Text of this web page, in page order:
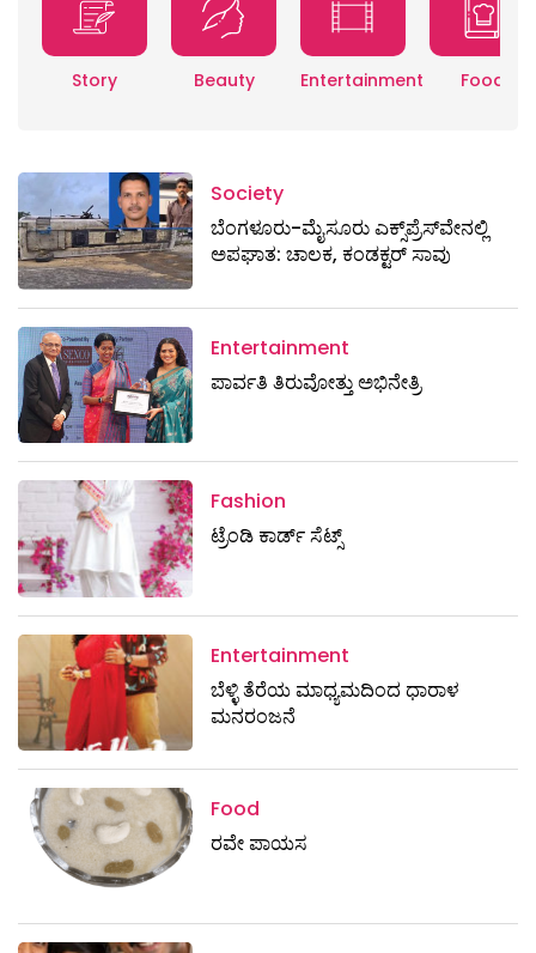
Story Beauty Entertainment Food
Society
ಬೆಂಗಳೂರು-ಮೈಸೂರು ಎಕ್ಸ್​ಪ್ರೆಸ್‌ವೇನಲ್ಲಿ
ಅಪಘಾತ: ಚಾಲಕ, ಕಂಡಕ್ಟರ್ ಸಾವು
Entertainment
ಪಾರ್ವತಿ ತಿರುವೋತ್ತು ಅಭಿನೇತ್ರಿ
Fashion
ಟ್ರೆಂಡಿ ಕಾರ್ಡ್‌ ಸೆಟ್ಸ್
Entertainment
ಬೆಳ್ಳಿ ತೆರೆಯ ಮಾಧ್ಯಮದಿಂದ ಧಾರಾಳ
ಮನರಂಜನೆ
Food
ರವೇ ಪಾಯಸ